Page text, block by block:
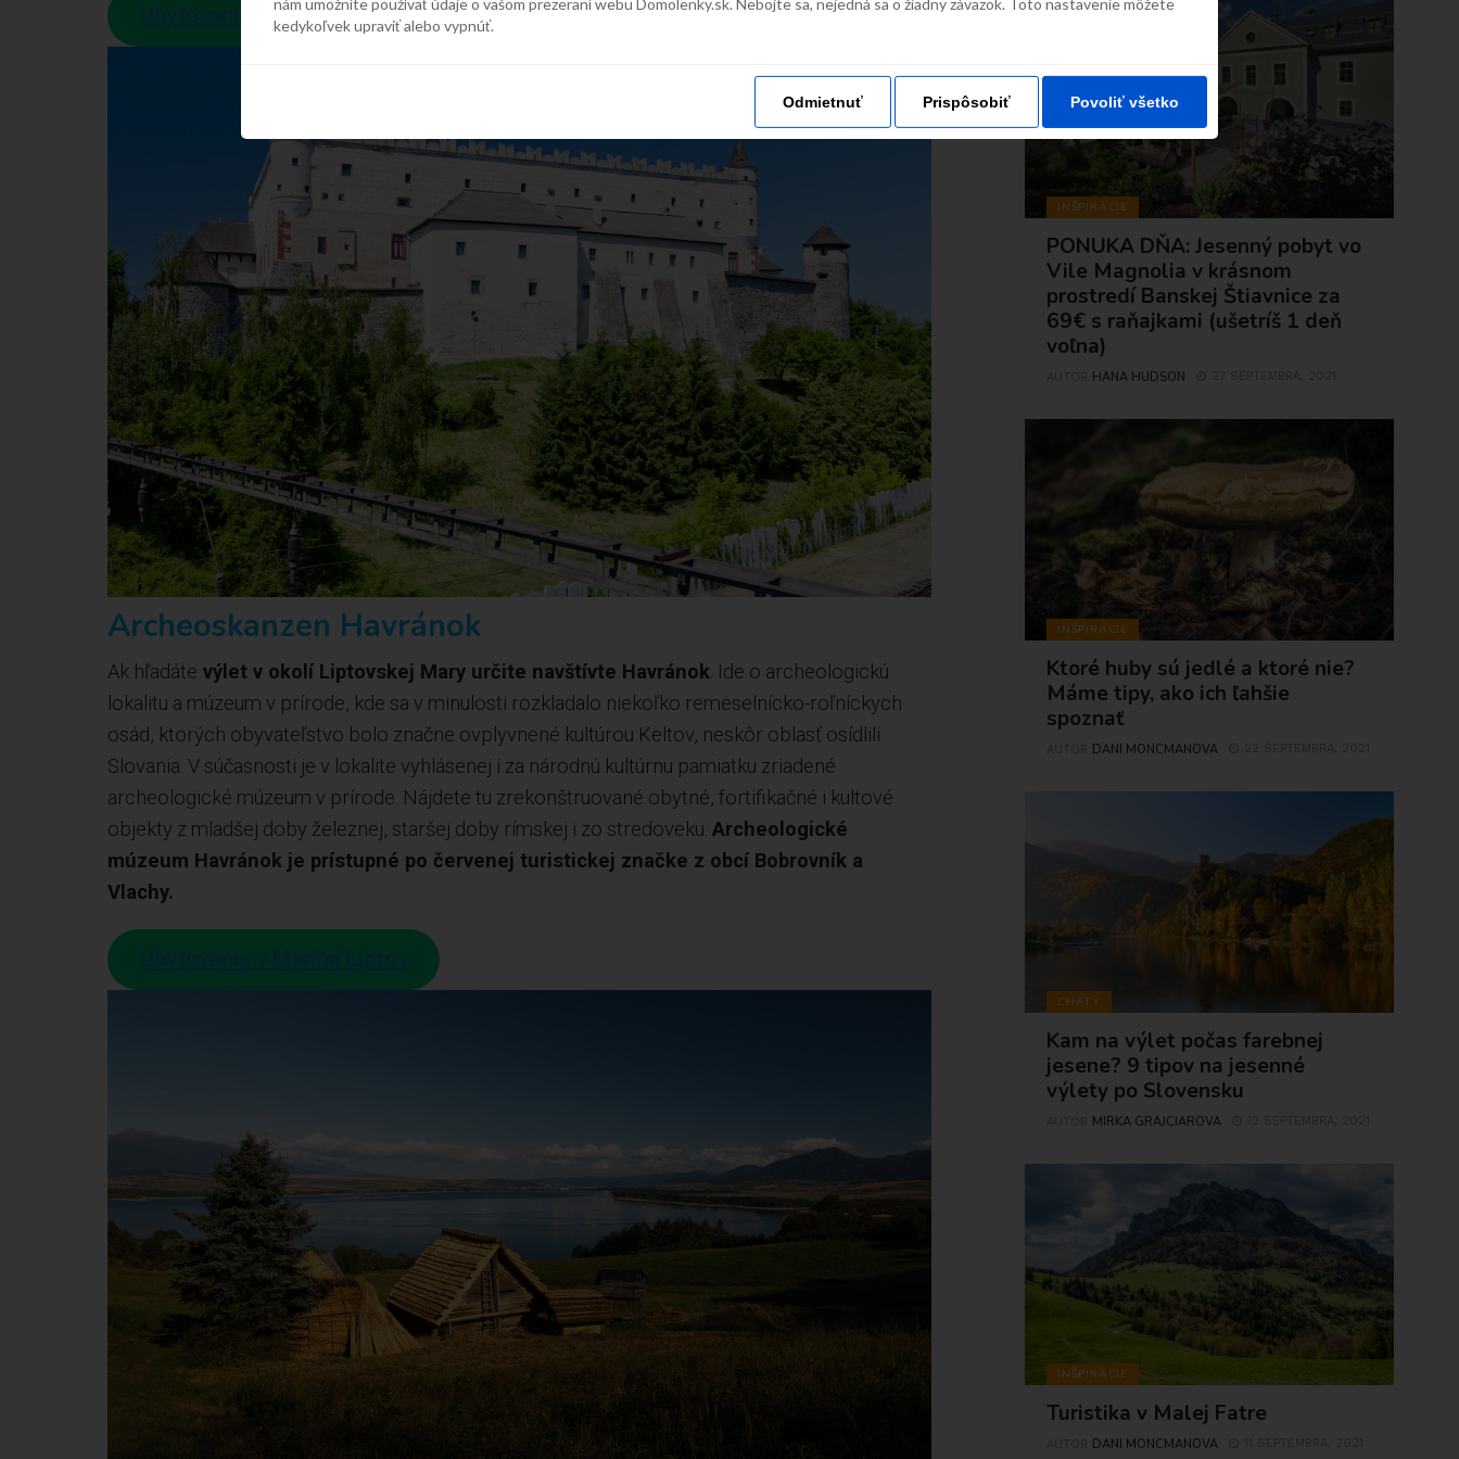
Ubytovanie v The Grand Vígľaš
Archeoskanzen Havránok
Ak hľadáte výlet v okolí Liptovskej Mary určite navštívte Havránok . Ide o archeologickú
lokalitu a múzeum v prírode, kde sa v minulosti rozkladalo niekoľko remeselnícko-roľníckych
osád, ktorých obyvateľstvo bolo značne ovplyvnené kultúrou Keltov, neskôr oblasť osídlili
Slovania. V súčasnosti je v lokalite vyhlásenej i za národnú kultúrnu pamiatku zriadené
archeologické múzeum v prírode. Nájdete tu zrekonštruované obytné, fortifikačné i kultové
objekty z mladšej doby železnej, staršej doby rímskej i zo stredoveku.Archeologické
múzeum Havránok je prístupné po červenej turistickej značke z obcí Bobrovník a
Vlachy.
INŠPIRÁCIE
PONUKA DŇA: Jesenný pobyt vo
Vile Magnolia v krásnom
prostredí Banskej Štiavnice za
69€ s raňajkami (ušetríš 1 deň
voľna)
HANA HUDSON
INŠPIRÁCIE
Ktoré huby sú jedlé a ktoré nie?
Máme tipy, ako ich ľahšie
spoznať
DANI MONCMANOVA
CHATY
Kam na výlet počas farebnej
jesene? 9 tipov na jesenné
výlety po Slovensku
MIRKA GRAJCIAROVA
INŠPIRÁCIE
Turistika v Malej Fatre
DANI MONCMANOVA
nám umožníte používať údaje o vašom prezeraní webu Domolenky.sk. Nebojte sa, nejedná sa o žiadny záväzok. Toto nastavenie môžete
kedykoľvek upraviť alebo vypnúť.
Odmietnuť Prispôsobiť Povoliť všetko